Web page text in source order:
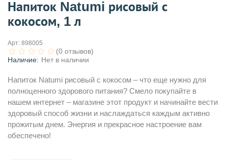
Напиток Natumi рисовый с
кокосом, 1 л
Арт: 898005
(0 отзывов)
Наличие: Нет в наличии
Напиток Natumi рисовый с кокосом – что еще нужно для
полноценного здорового питания? Смело покупайте в
нашем интернет – магазине этот продукт и начинайте вести
здоровый способ жизни и наслаждаться каждым активно
прожитым днем. Энергия и прекрасное настроение вам
обеспечено!